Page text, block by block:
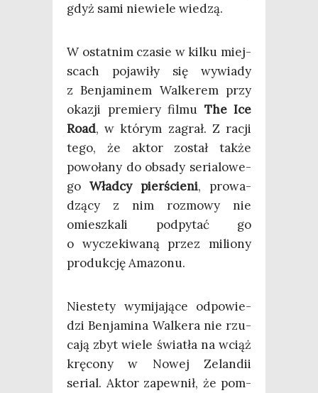
gdyż sami nie­wie­le wiedzą.
W ostat­nim cza­sie w kil­ku miej­
scach poja­wi­ły się wywia­dy
z Ben­ja­mi­nem Wal­ke­rem przy
oka­zji pre­mie­ry fil­mu The Ice
Road, w któ­rym zagrał. Z racji
tego, że aktor został tak­że
powo­ła­ny do obsa­dy seria­lo­we­
go Wład­cy pier­ście­ni, pro­wa­
dzą­cy z nim roz­mo­wy nie
omiesz­ka­li pod­py­tać go
o wycze­ki­wa­ną przez milio­ny
pro­duk­cję Amazonu.
Nie­ste­ty wymi­ja­ją­ce odpo­wie­
dzi Ben­ja­mi­na Wal­ke­ra nie rzu­
ca­ją zbyt wie­le świa­tła na wciąż
krę­co­ny w Nowej Zelan­dii
serial. Aktor zapew­nił, że pom­